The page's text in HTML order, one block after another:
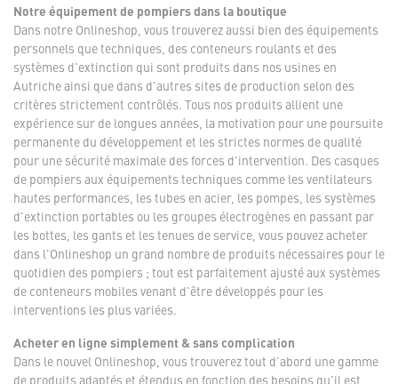
Notre équipement de pompiers dans la boutique
Dans notre Onlineshop, vous trouverez aussi bien des équipements
personnels que techniques, des conteneurs roulants et des
systèmes d'extinction qui sont produits dans nos usines en
Autriche ainsi que dans d'autres sites de production selon des
critères strictement contrôlés. Tous nos produits allient une
expérience sur de longues années, la motivation pour une poursuite
permanente du développement et les strictes normes de qualité
pour une sécurité maximale des forces d'intervention. Des casques
de pompiers aux équipements techniques comme les ventilateurs
hautes performances, les tubes en acier, les pompes, les systèmes
d'extinction portables ou les groupes électrogènes en passant par
les bottes, les gants et les tenues de service, vous pouvez acheter
dans l'Onlineshop un grand nombre de produits nécessaires pour le
quotidien des pompiers ; tout est parfaitement ajusté aux systèmes
de conteneurs mobiles venant d'être développés pour les
interventions les plus variées.
Acheter en ligne simplement & sans complication
Dans le nouvel Onlineshop, vous trouverez tout d'abord une gamme
de produits adaptés et étendus en fonction des besoins qu'il est